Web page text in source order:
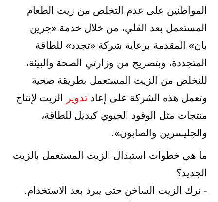
المواطنين على عدم التخلص من زيت الطعام
المستعمل بعد القلي، من خلال خدمة «جرين
بان» المقدمة برعاية شركة «تجدد» للطاقة
المتجددة، وبتصريح من وزارتي الصحة والبيئة،
للتخلص من الزيت المستعمل بطريقة صحية
وتعمل هذه الشركة على إعاد تدوير
الزيت لإنتاج
منتجات مثل الوقود الحيوي كبديل للطاقة،
والجليسرين والصابون».
ما هي خطوات استبدال الزيت المستعمل بالزيت
الجديد؟
- ترك الزيت الساخن حتى يبرد بعد الاستخدام.